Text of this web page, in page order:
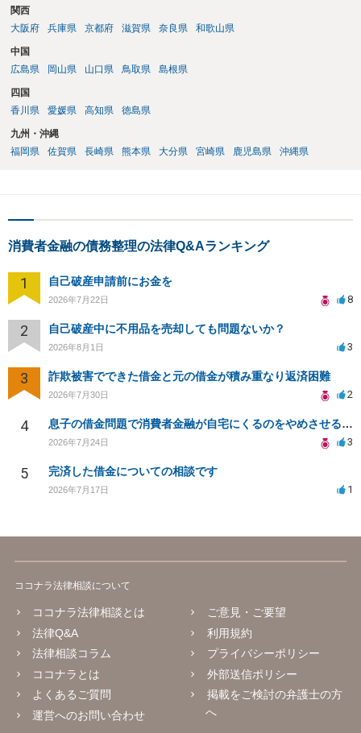
関西
大阪府
兵庫県 京都府 滋賀県 奈良県 和歌山県
中国
広島県
岡山県 山口県 鳥取県 島根県
四国
香川県
愛媛県 高知県 徳島県
九州・沖縄
福岡県
佐賀県 長崎県 熊本県 大分県 宮崎県 鹿児島県 沖縄県
消費者金融の債務整理の法律Q&Aランキング
1 自己破産申請前にお金を
2026年7月22日 8
2 自己破産中に不用品を売却しても問題ないか？
2026年8月1日 3
3 詐欺被害でできた借金と元の借金が積み重なり返済困難
2026年7月30日 2
4 息子の借金問題で消費者金融が自宅にくるのをやめさせる方法はないですか？
2026年7月24日 3
5 完済した借金についての相談です
2026年7月17日 1
ココナラ法律相談について
ココナラ法律相談とは
法律Q&A
法律相談コラム
ココナラとは
よくあるご質問
運営へのお問い合わせ
ご意見・ご要望
利用規約
プライバシーポリシー
外部送信ポリシー
掲載をご検討の弁護士の方
へ